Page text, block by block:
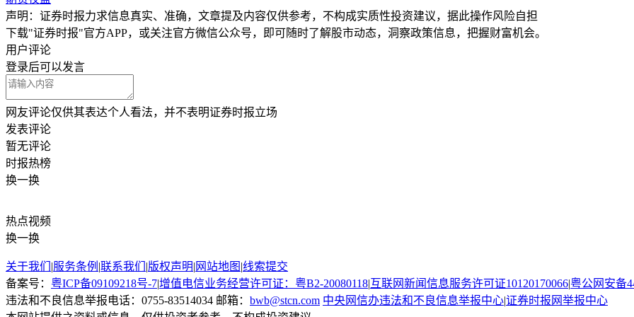
声明：证券时报力求信息真实、准确，文章提及内容仅供参考，不构成实质性投资建议，据此操作风险自担
下载"证券时报"官方APP，或关注官方微信公众号，即可随时了解股市动态，洞察政策信息，把握财富机会。
用户评论
登录后可以发言
网友评论仅供其表达个人看法，并不表明证券时报立场
发表评论
暂无评论
时报热榜
换一换
热点视频
换一换
关于我们 |服务条例 |联系我们 |版权声明| 网站地图 |线索提交
备案号： 粤ICP备09109218号-7|增值电信业务经营许可证：粤B2-20080118|互联网新闻信息服务许可证10120170066|粤公网安备
违法和不良信息举报电话：0755-83514034 邮箱： bwb@stcn.com 中央网信办违法和不良信息举报中心|证券时报网举报中心